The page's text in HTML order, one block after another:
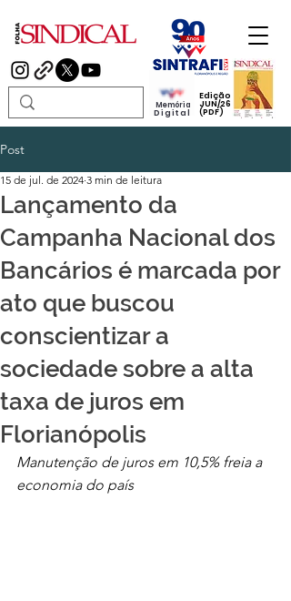
Edição
JUN/26
(PDF)
Memória
Digital
Post
Lançamento da
Campanha Nacional dos
Bancários é marcada por
ato que buscou
conscientizar a
sociedade sobre a alta
taxa de juros em
Florianópolis
15 de jul. de 2024 3 min de leitura
Manutenção de juros em 10,5% freia a
economia do país